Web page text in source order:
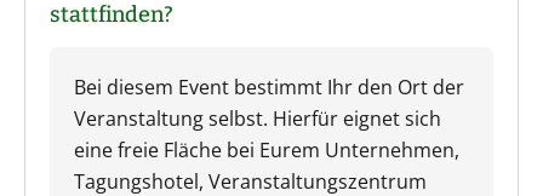
stattfinden?
Bei diesem Event bestimmt Ihr den Ort der
Veranstaltung selbst. Hierfür eignet sich
eine freie Fläche bei Eurem Unternehmen,
Tagungshotel, Veranstaltungszentrum